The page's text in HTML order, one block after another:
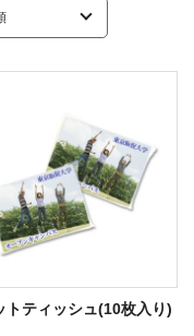
トティッシュ(10枚入り)